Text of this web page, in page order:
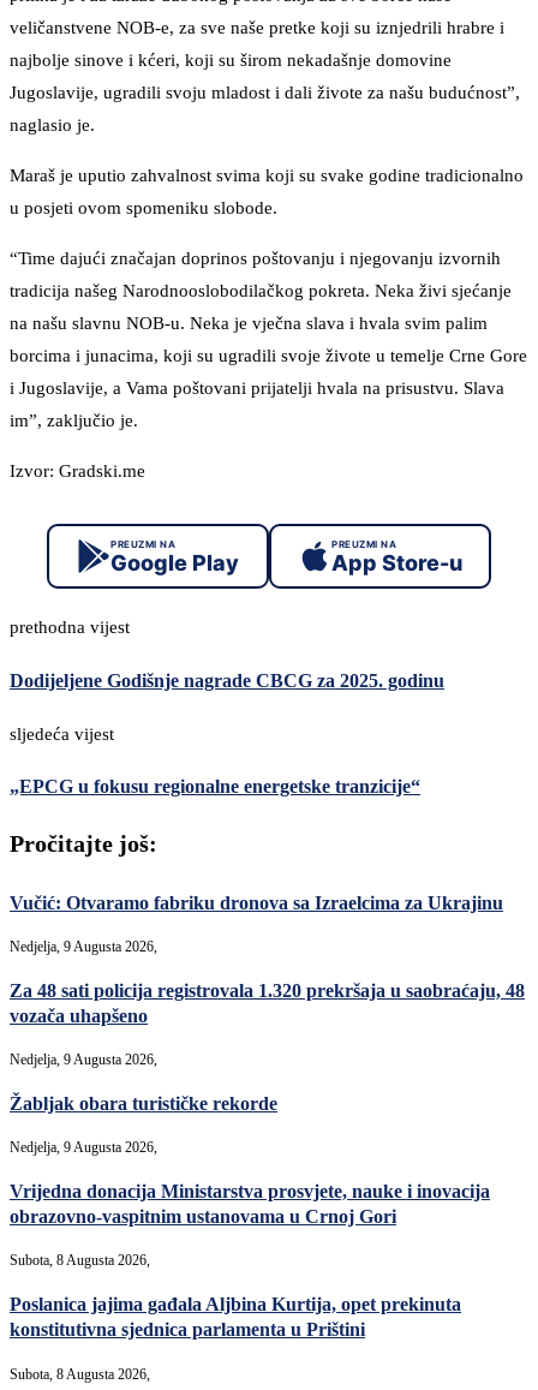
veličanstvene NOB-e, za sve naše pretke koji su iznjedrili hrabre i
najbolje sinove i kćeri, koji su širom nekadašnje domovine
Jugoslavije, ugradili svoju mladost i dali živote za našu budućnost”,
naglasio je.
Maraš je uputio zahvalnost svima koji su svake godine tradicionalno
u posjeti ovom spomeniku slobode.
“Time dajući značajan doprinos poštovanju i njegovanju izvornih
tradicija našeg Narodnooslobodilačkog pokreta. Neka živi sjećanje
na našu slavnu NOB-u. Neka je vječna slava i hvala svim palim
borcima i junacima, koji su ugradili svoje živote u temelje Crne Gore
i Jugoslavije, a Vama poštovani prijatelji hvala na prisustvu. Slava
im”, zaključio je.
Izvor: Gradski.me
PREUZMI NA
Google Play
PREUZMI NA
App Store-u
prethodna vijest
Dodijeljene Godišnje nagrade CBCG za 2025. godinu
sljedeća vijest
„EPCG u fokusu regionalne energetske tranzicije“
Pročitajte još:
Vučić: Otvaramo fabriku dronova sa Izraelcima za Ukrajinu
Nedjelja, 9 Augusta 2026,
Za 48 sati policija registrovala 1.320 prekršaja u saobraćaju, 48
vozača uhapšeno
Nedjelja, 9 Augusta 2026,
Žabljak obara turističke rekorde
Nedjelja, 9 Augusta 2026,
Vrijedna donacija Ministarstva prosvjete, nauke i inovacija
obrazovno-vaspitnim ustanovama u Crnoj Gori
Subota, 8 Augusta 2026,
Poslanica jajima gađala Aljbina Kurtija, opet prekinuta
konstitutivna sjednica parlamenta u Prištini
Subota, 8 Augusta 2026,